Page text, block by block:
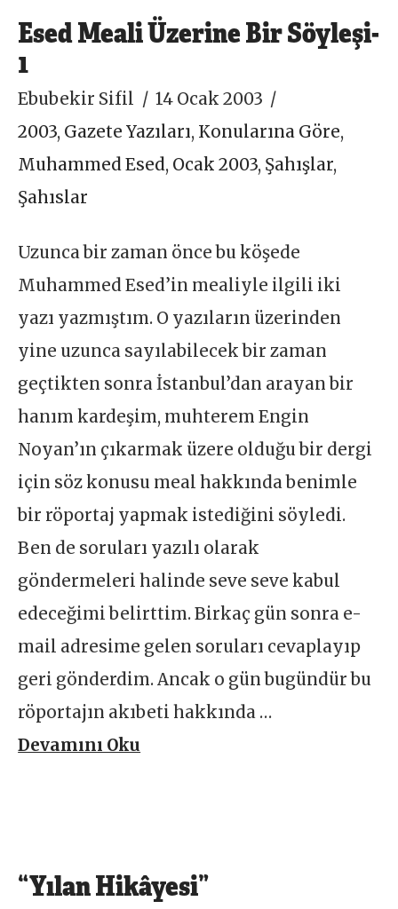
Esed Meali Üzerine Bir Söyleşi-
1
Ebubekir Sifil
14 Ocak 2003
2003, Gazete Yazıları, Konularına Göre,
Muhammed Esed, Ocak 2003, Şahışlar,
Şahıslar
Uzunca bir zaman önce bu köşede
Muhammed Esed’in mealiyle ilgili iki
yazı yazmıştım. O yazıların üzerinden
yine uzunca sayılabilecek bir zaman
geçtikten sonra İstanbul’dan arayan bir
hanım kardeşim, muhterem Engin
Noyan’ın çıkarmak üzere olduğu bir dergi
için söz konusu meal hakkında benimle
bir röportaj yapmak istediğini söyledi.
Ben de soruları yazılı olarak
göndermeleri halinde seve seve kabul
edeceğimi belirttim. Birkaç gün sonra e-
mail adresime gelen soruları cevaplayıp
geri gönderdim. Ancak o gün bugündür bu
röportajın akıbeti hakkında …
Devamını Oku
“Yılan Hikâyesi”